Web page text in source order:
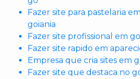
Fazer site para pastelaria
goiania
Fazer site profissional em
Fazer site rapido em
Empresa que cria sites em
Fazer site que destaca no